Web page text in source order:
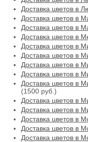
Доставка цветов в
Доставка цветов в
Доставка цветов в
Доставка цветов в
Доставка цветов в
Доставка цветов в
Доставка цветов в
Доставка цветов в
Доставка цветов в
(1500 руб.)
Доставка цветов в
Доставка цветов в
Доставка цветов в
Доставка цветов в
Доставка цветов в